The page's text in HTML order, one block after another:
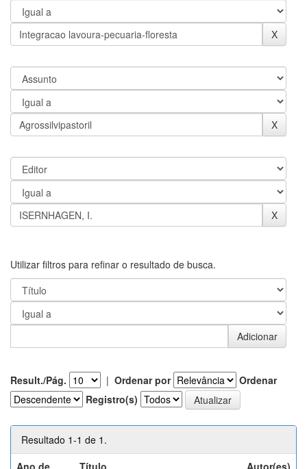
Utilizar filtros para refinar o resultado de busca.
Result./Pág. | Ordenar por
Ordenar
Registro(s)
Resultado 1-1 de 1.
Ano de
Título Autor(es)